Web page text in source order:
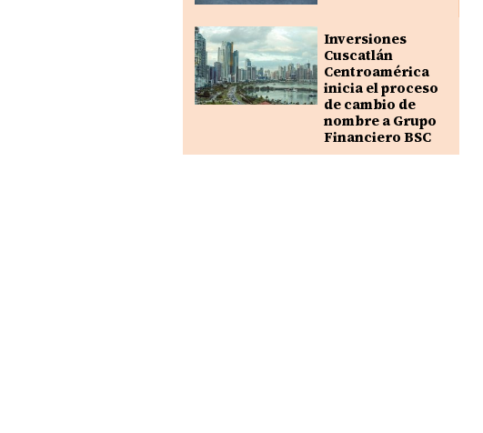
Inversiones
Cuscatlán
Centroamérica
inicia el proceso
de cambio de
nombre a Grupo
Financiero BSC